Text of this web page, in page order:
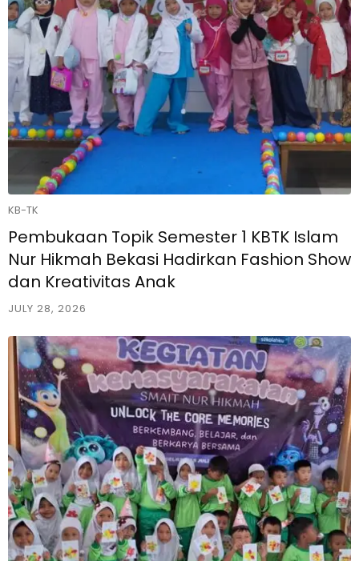
KB-TK
Pembukaan Topik Semester 1 KBTK Islam
Nur Hikmah Bekasi Hadirkan Fashion Show
dan Kreativitas Anak
JULY 28, 2026